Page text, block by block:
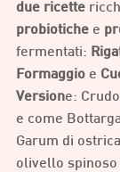
due ricette
probiotiche e
fermentati:
Formaggio e
Versione:
e come
Garum di
olivello spinoso